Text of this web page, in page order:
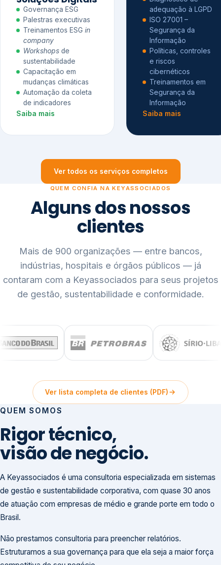
Governança ESG
Palestras executivas
Treinamentos ESG in
company
Workshops de
sustentabilidade
Capacitação em
mudanças climáticas
Automação da coleta
de indicadores
Saiba mais
adequação à LGPD
ISO 27001 –
Segurança da
Informação
Políticas, controles
e riscos
cibernéticos
Treinamentos em
Segurança da
Informação
Saiba mais
Ver todos os serviços completos
QUEM CONFIA NA KEYASSOCIADOS
Alguns dos nossos
clientes
Mais de 900 organizações — entre bancos,
indústrias, hospitais e órgãos públicos — já
contaram com a Keyassociados para seus projetos
de gestão, sustentabilidade e conformidade.
Ver lista completa de clientes (PDF)
QUEM SOMOS
Rigor técnico,
visão de negócio.
A Keyassociados é uma consultoria especializada em sistemas
de gestão e sustentabilidade corporativa, com quase 30 anos
de atuação com empresas de médio e grande porte em todo o
Brasil.
Não prestamos consultoria para preencher relatórios.
Estruturamos a sua governança para que ela seja a maior força